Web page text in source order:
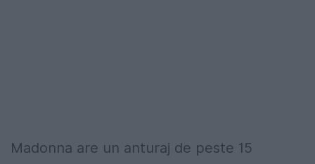
Madonna are un anturaj de peste 15